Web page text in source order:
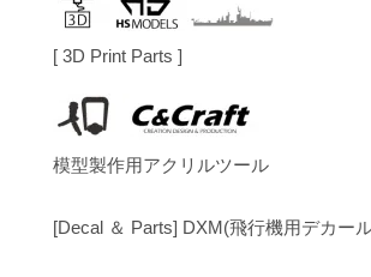
[ 3D Print Parts ]
模型製作用アクリルツール
[Decal ＆ Parts] DXM(飛行機用デカール